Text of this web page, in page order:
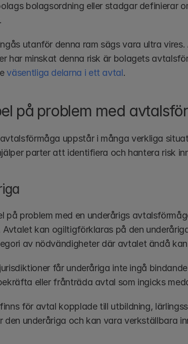
bolagsordning eller stadgar definierar
utanför denna ram sägs vara ultra
har minskat denna risk är bolagets
väsentliga delarna i ett avtal.
på problem med
uppstår i många verkliga
parter att identifiera och hantera risk
på problem med en underårigs
Avtalet kan ogiltigförklaras på den
av nödvändigheter där avtalet ändå
får underåriga inte ingå
eller frånträda avtal som ingicks
för avtal kopplade till utbildning,
den underåriga och kan vara verkställbara